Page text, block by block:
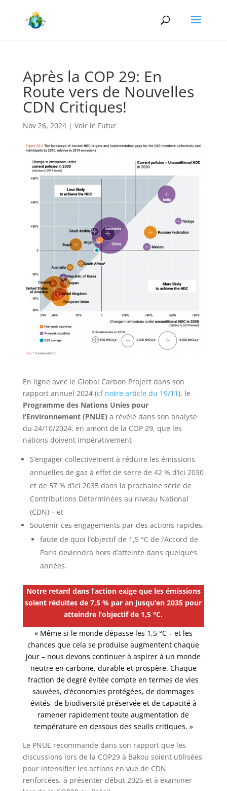
Après la COP 29: En
Route vers de Nouvelles
CDN Critiques!
Nov 26, 2024| Voir le Futur
En ligne avec le Global Carbon Project dans son
rapport annuel 2024 (cf notre article du 19/11), le
Programme des Nations Unies pour
l’Environnement (PNUE) a révélé dans son analyse
du 24/10/2024, en amont de la COP 29, que les
nations doivent impérativement
S’engager collectivement à réduire les émissions
annuelles de gaz à effet de serre de 42 % d’ici 2030
et de 57 % d’ici 2035 dans la prochaine série de
Contributions Déterminées au niveau National
(CDN) – et
Soutenir ces engagements par des actions rapides,
faute de quoi l’objectif de 1,5 °C de l’Accord de
Paris deviendra hors d’atteinte dans quelques
années.
Notre retard dans l’action exige que les émissions
soient réduites de 7,5 % par an jusqu’en 2035 pour
atteindre l’objectif de 1,5 °C.
« Même si le monde dépasse les 1,5 °C – et les
chances que cela se produise augmentent chaque
jour – nous devons continuer à aspirer à un monde
neutre en carbone, durable et prospère. Chaque
fraction de degré évitée compte en termes de vies
sauvées, d’économies protégées, de dommages
évités, de biodiversité préservée et de capacité à
ramener rapidement toute augmentation de
température en dessous des seuils critiques. »
Le PNUE recommande dans son rapport que les
discussions lors de la COP29 à Bakou soient utilisées
pour intensifier les actions en vue de CDN
renforcées, à présenter début 2025 et à examiner